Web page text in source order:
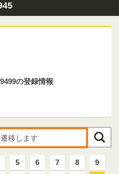
の登録情報
5 6 7 8
9